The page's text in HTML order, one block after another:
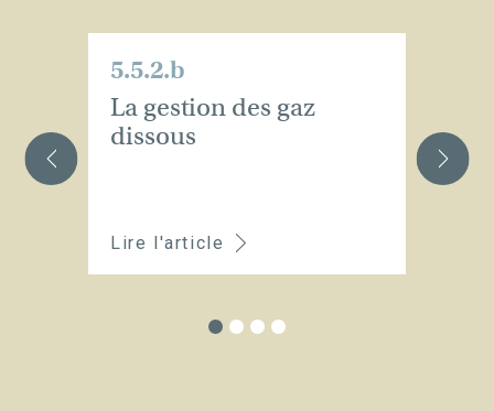
5.5.2.b
La gestion des gaz
dissous
Lire l'article